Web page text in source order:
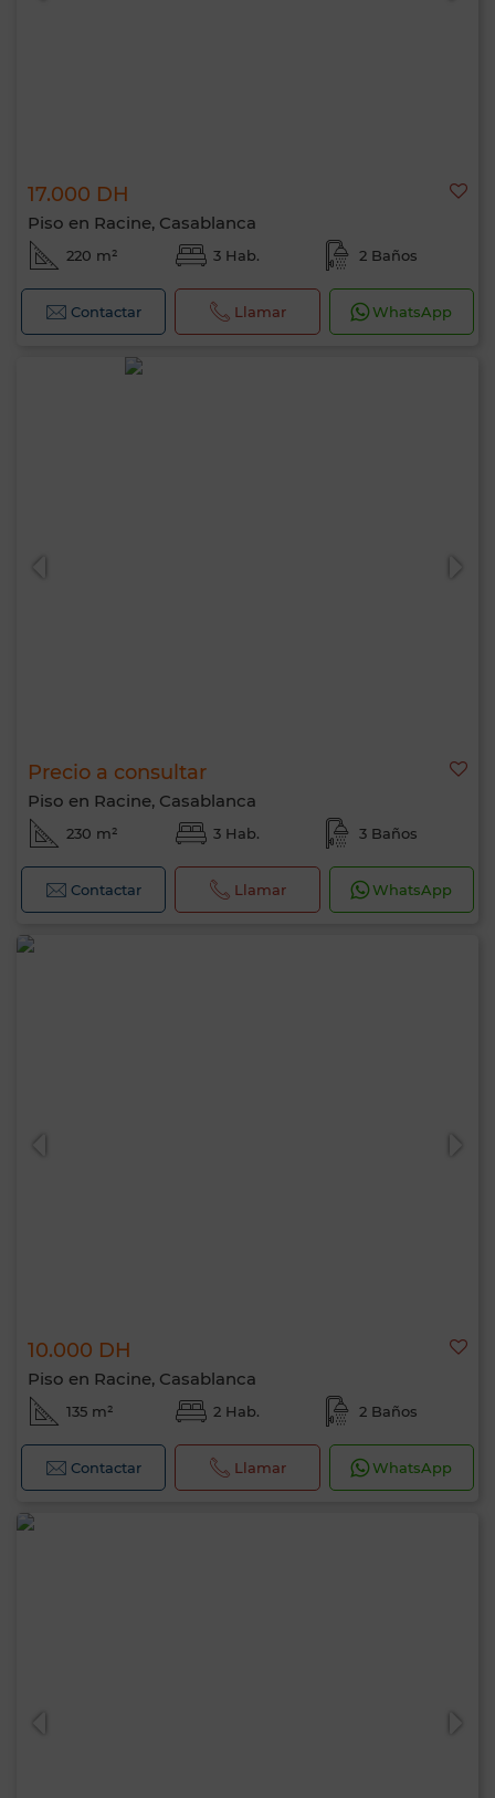
17.000 DH
Piso en Racine, Casablanca
220 m² 3 Hab. 2 Baños
Contactar Llamar WhatsApp
Precio a consultar
Piso en Racine, Casablanca
230 m² 3 Hab. 3 Baños
Contactar Llamar WhatsApp
10.000 DH
Piso en Racine, Casablanca
135 m² 2 Hab. 2 Baños
Contactar Llamar WhatsApp